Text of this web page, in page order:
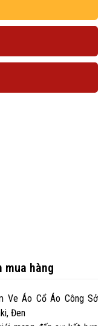
mua hàng
Ve Áo Cổ Áo Công Sở
Đen